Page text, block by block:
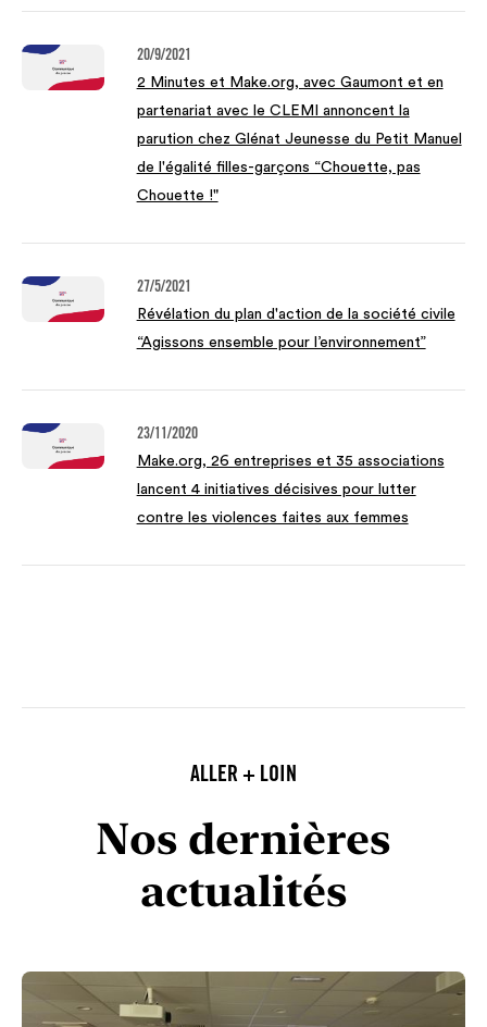
20/9/2021
2 Minutes et Make.org, avec Gaumont et en
partenariat avec le CLEMI annoncent la
parution chez Glénat Jeunesse du Petit Manuel
de l'égalité filles-garçons “Chouette, pas
Chouette !"
27/5/2021
Révélation du plan d'action de la société civile
“Agissons ensemble pour l’environnement”
23/11/2020
Make.org, 26 entreprises et 35 associations
lancent 4 initiatives décisives pour lutter
contre les violences faites aux femmes
ALLER + LOIN
Nos dernières
actualités